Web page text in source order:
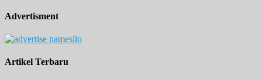
Advertisment
Artikel Terbaru